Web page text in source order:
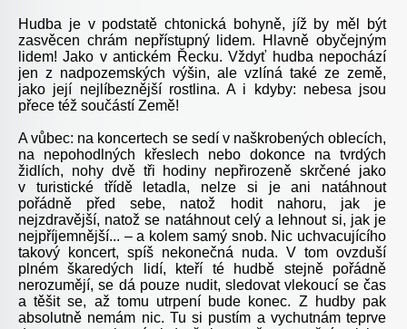
Hudba je v podstatě chtonická bohyně, jíž by měl být
zasvěcen chrám nepřístupný lidem. Hlavně obyčejným
lidem! Jako v antickém Řecku. Vždyť hudba nepochází
jen z nadpozemských výšin, ale vzlíná také ze země,
jako její nejlíbeznější rostlina. A i kdyby: nebesa jsou
přece též součástí Země!
A vůbec: na koncertech se sedí v naškrobených oblecích,
na nepohodlných křeslech nebo dokonce na tvrdých
židlích, nohy dvě tři hodiny nepřirozeně skrčené jako
v turistické třídě letadla, nelze si je ani natáhnout
pořádně před sebe, natož hodit nahoru, jak je
nejzdravější, natož se natáhnout celý a lehnout si, jak je
nejpříjemnější... – a kolem samý snob. Nic uchvacujícího
takový koncert, spíš nekonečná nuda. V tom ovzduší
plném škaredých lidí, kteří té hudbě stejně pořádně
nerozumějí, se dá pouze nudit, sledovat vlekoucí se čas
a těšit se, až tomu utrpení bude konec. Z hudby pak
absolutně nemám nic. Tu si pustím a vychutnám teprve